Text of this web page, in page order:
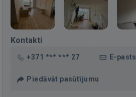
Kontakti
+371 *** *** 27 E-pasts
Piedāvāt pasūtījumu